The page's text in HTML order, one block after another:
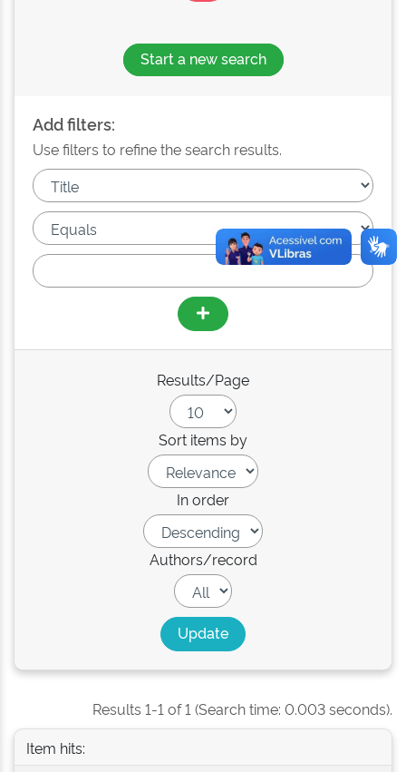
Start a new search
Add filters:
Use filters to refine the search results.
Results/Page
Sort items by
In order
Authors/record
Results 1-1 of 1 (Search time: 0.003 seconds).
Item hits: